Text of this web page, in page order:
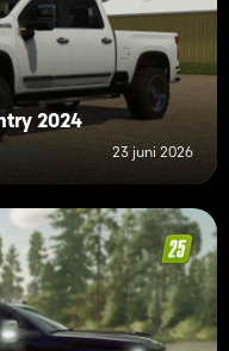
2024
23 juni 2026